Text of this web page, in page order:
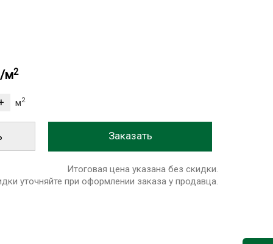
м2
м2
Итоговая цена указана без скидки.
уточняйте при оформлении заказа у продавца.